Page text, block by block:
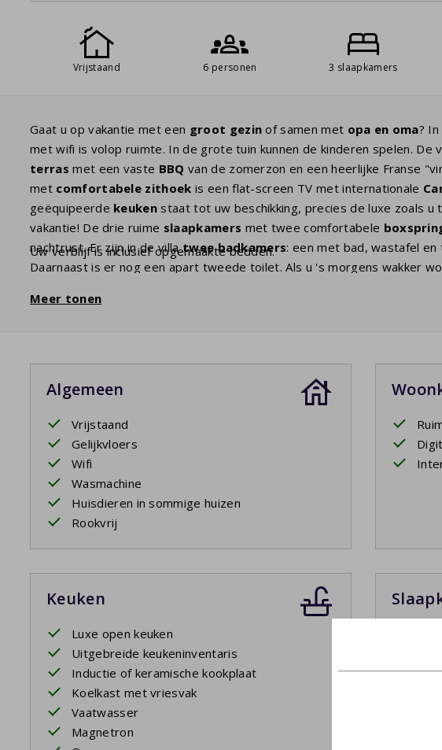
Vrijstaand 6 personen 3 slaapkamers
Gaat u op vakantie met een groot gezin of samen met opa en oma?
met wifi is volop ruimte. In de grote tuin kunnen de kinderen spelen. De
terras met een vaste BBQ van de zomerzon en een heerlijke Franse
met comfortabele zithoek is een flat-screen TV met internationale
geëquipeerde keuken staat tot uw beschikking, precies de luxe zoals
vakantie! De drie ruime slaapkamers met twee comfortabele
nachtrust. Er zijn in de villatwee badkamers: een met bad, wastafel
Daarnaast is er nog een apart tweede toilet. Als u 's morgens wakker
beter beginnen?
Uw verblijf is inclusief opgemaakte bedden.
Meer tonen
Algemeen
Vrijstaand
Gelijkvloers
Wifi
Wasmachine
Huisdieren in sommige huizen
Rookvrij
Keuken
Luxe open keuken
Uitgebreide keukeninventaris
Inductie of keramische kookplaat
Koelkast met vriesvak
Vaatwasser
Magnetron